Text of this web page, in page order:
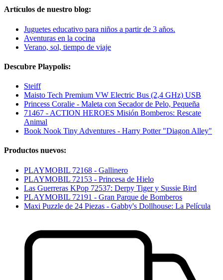
Artículos de nuestro blog:
Juguetes educativo para niños a partir de 3 años.
Aventuras en la cocina
Verano, sol, tiempo de viaje
Descubre Playpolis:
Steiff
Maisto Tech Premium VW Electric Bus (2,4 GHz) USB
Princess Coralie - Maleta con Secador de Pelo, Pequeña
71467 - ACTION HEROES Misión Bomberos: Rescate
Animal
Book Nook Tiny Adventures - Harry Potter "Diagon Alley"
Productos nuevos:
PLAYMOBIL 72168 - Gallinero
PLAYMOBIL 72153 - Princesa de Hielo
Las Guerreras KPop 72537: Derpy Tiger y Sussie Bird
PLAYMOBIL 72191 - Gran Parque de Bomberos
Maxi Puzzle de 24 Piezas - Gabby's Dollhouse: La Película